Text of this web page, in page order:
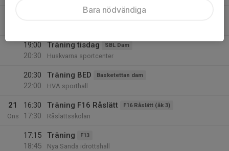
Tisdagsträning P15 P15
19:00
20:30
Träning tisdag SBL Dam
Huskvarna sportcenter
20:30
22:00
Träning BED Basketettan dam
HVA sporthall
21
Ons
16:30
17:30
Träning F16 Råslätt F16 Råslätt (åk 3)
Råslättsskolan
17:15
18:45
Träning F13
Nya Sanda idrottshall
Bara nödvändiga